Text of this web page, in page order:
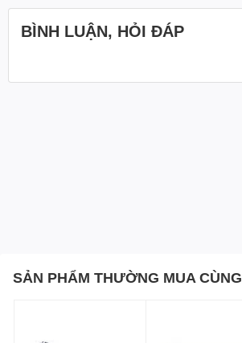
BÌNH LUẬN, HỎI ĐÁP
SẢN PHẨM THƯỜNG MUA CÙNG